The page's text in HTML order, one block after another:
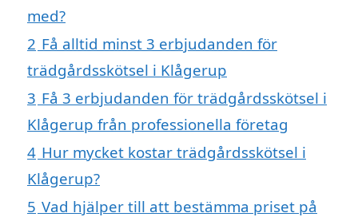
med?
2 Få alltid minst 3 erbjudanden för
trädgårdsskötsel i Klågerup
3 Få 3 erbjudanden för trädgårdsskötsel i
Klågerup från professionella företag
4 Hur mycket kostar trädgårdsskötsel i
Klågerup?
5 Vad hjälper till att bestämma priset på